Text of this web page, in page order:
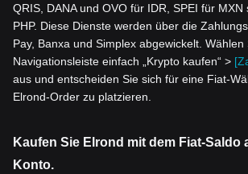
QRIS, DANA und OVO für IDR, SPEI für
PHP. Diese Dienste werden über die
Pay, Banxa und Simplex abgewickelt.
Navigationsleiste einfach „Krypto kaufen“ >
aus und entscheiden Sie sich für eine Fiat-
Elrond-Order zu platzieren.
Kaufen Sie Elrond mit dem Fiat-Saldo
Konto.